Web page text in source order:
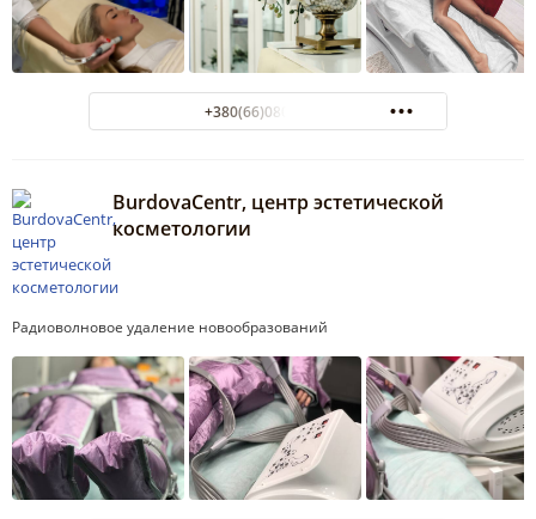
+380(66)080-05-00
BurdovaCentr, центр эстетической
косметологии
Радиоволновое удаление новообразований